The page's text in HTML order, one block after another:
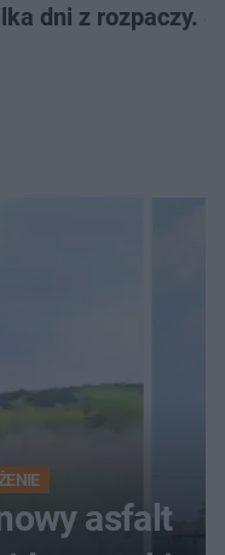
dni z rozpaczy.
asfalt